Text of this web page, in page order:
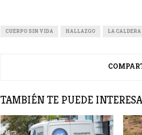
CUERPO SIN VIDA HALLAZGO LA CALDERA
TAMBIÉN TE PUEDE